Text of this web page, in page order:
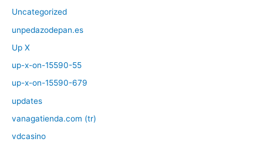
Uncategorized
unpedazodepan.es
Up X
up-x-on-15590-55
up-x-on-15590-679
updates
vanagatienda.com (tr)
vdcasino